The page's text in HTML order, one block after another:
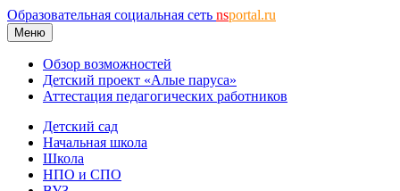
Образовательная социальная сеть nsportal.ru
Меню
Обзор возможностей
Детский проект «Алые паруса»
Аттестация педагогических работников
Детский сад
Начальная школа
Школа
НПО и СПО